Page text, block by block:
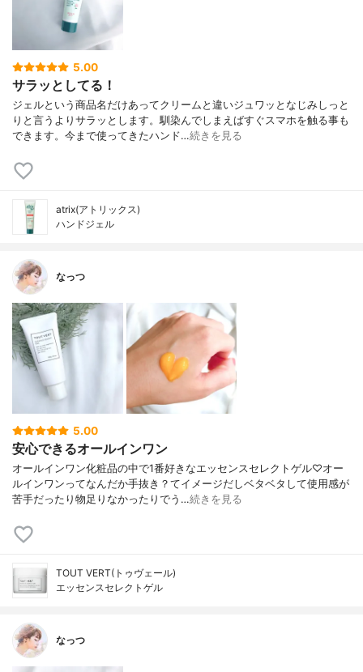
5.00
サラッとしてる！
ジェルという商品名だけあってクリームと違いジュワッとなじみしっと
りと言うよりサラッとします。馴染んでしまえばすぐスマホを触る事も
できます。今まで使ってきたハンド…続きを見る
atrix(アトリックス)
ハンドジェル
なっつ
5.00
安心できるオールインワン
オールインワン化粧品の中で1番好きなエッセンスセレクトゲル♡オー
ルインワンってなんだか手抜き？てイメージだしベタベタして使用感が
苦手だったり物足りなかったりでう…続きを見る
TOUT VERT(トゥヴェール)
エッセンスセレクトゲル
なっつ